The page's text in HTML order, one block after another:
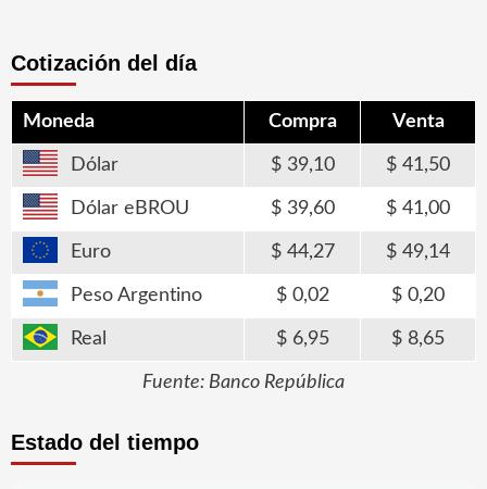
Cotización del día
Moneda Compra Venta
Dólar 39,10 41,50
Dólar eBROU 39,60 41,00
Euro 44,27 49,14
Peso Argentino 0,02 0,20
Real 6,95 8,65
Fuente: Banco República
Estado del tiempo